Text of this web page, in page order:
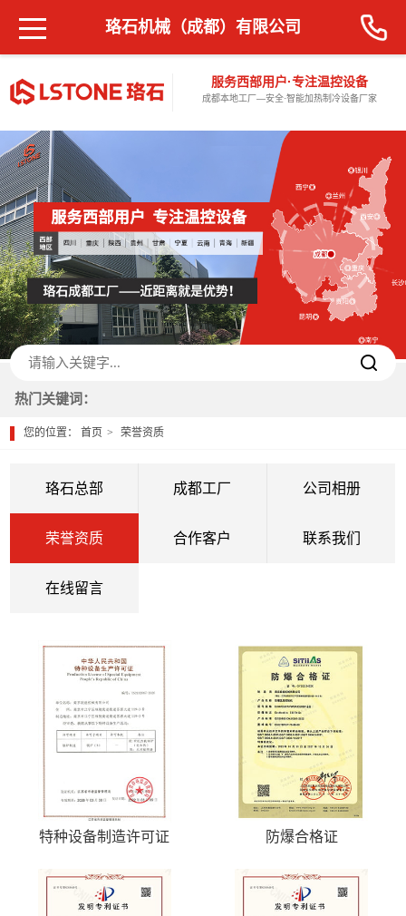
服务西部用户·专注温控设备
成都本地工厂—安全·智能加热制冷设备厂家
珞石机械（成都）有限公司
热门关键词：
您的位置：首页 荣誉资质
珞石总部 成都工厂 公司相册
荣誉资质 合作客户 联系我们
在线留言
特种设备制造许可证 防爆合格证